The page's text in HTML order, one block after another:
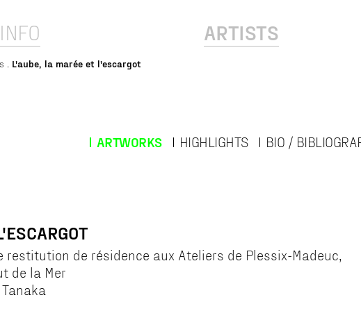
ARTISTS
L'aube, la marée et l'escargot
ARTWORKS HIGHLIGHTS BIO /
de résidence aux Ateliers de Plessix-Madeuc,
de la Mer